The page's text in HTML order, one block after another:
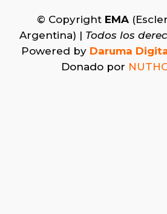
© Copyright EMA
Argentina) | Todos los
Powered by Daruma
Donado por